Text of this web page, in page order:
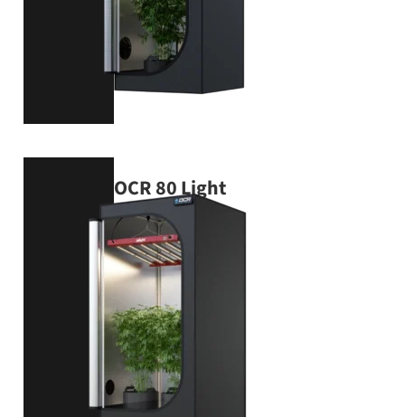
OCR 80 Light
80 × 80 × 160 cm
VIEW PRODUCT